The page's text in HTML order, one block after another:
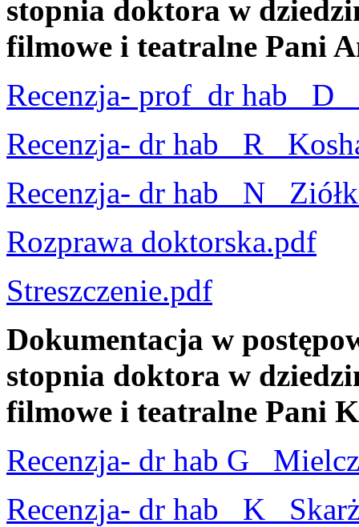
stopnia doktora w
filmowe i teatralne Pani
Recenzja- prof_dr hab_
Recenzja- dr hab_ R_
Recenzja- dr hab_ N_
Rozprawa doktorska.pdf
Streszczenie.pdf
Dokumentacja w
stopnia doktora w
filmowe i teatralne Pani
Recenzja- dr hab G_
Recenzja- dr hab_ K_